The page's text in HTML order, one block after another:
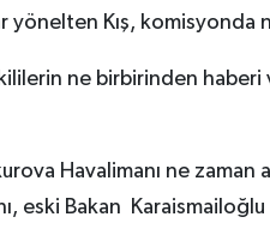
Kış, komisyonda
ne birbirinden
Havalimanı ne
eski Bakan